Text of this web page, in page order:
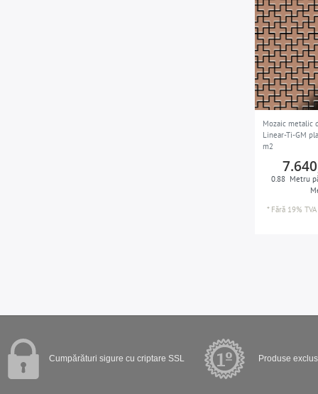
Mozaic metalic
Linear-Ti-GM
m2
0.88 Metru
* Fără 19% TVA
Cumpărături sigure cu criptare SSL Produse